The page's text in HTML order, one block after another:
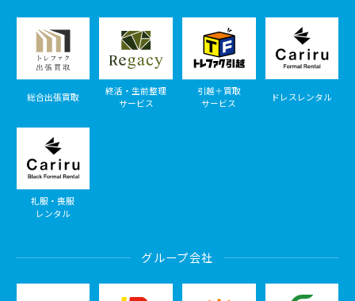
総合出張買取
終活・生前整理
サービス
引越＋買取
サービス
ドレスレンタル
礼服・喪服
レンタル
グループ会社